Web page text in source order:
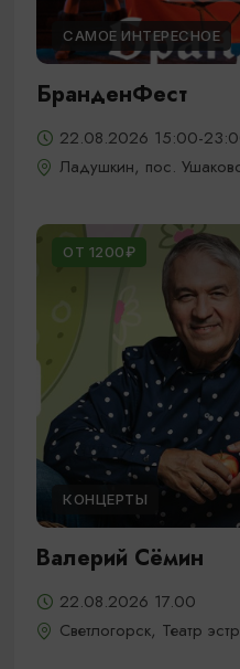
САМОЕ ИНТЕРЕСНОЕ
БранденФест
22.08.2026 15:00-
Ладушкин, пос.
ОТ 1200₽
КОНЦЕРТЫ
Валерий Сёмин
22.08.2026 17.00
Светлогорск, Театр